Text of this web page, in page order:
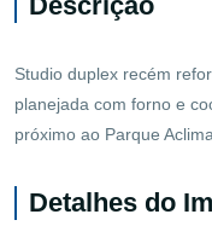
Studio duplex recém
planejada com forno e
próximo ao Parque
Detalhes do